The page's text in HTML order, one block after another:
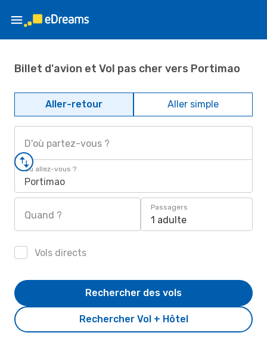
Billet d'avion et Vol pas cher vers Portimao
Aller-retour Aller simple
D'où partez-vous ?
Où allez-vous ?
Portimao
Quand ?
Passagers
1 adulte
Vols directs
Rechercher Vol + Hôtel
Rechercher des vols